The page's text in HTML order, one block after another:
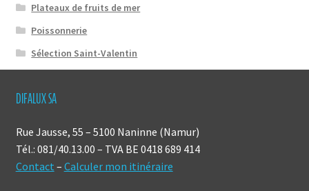
Plateaux de fruits de mer
Poissonnerie
Sélection Saint-Valentin
DIFALUX SA
Rue Jausse, 55 – 5100 Naninne (Namur)
Tél.: 081/40.13.00 – TVA BE 0418 689 414
Contact – Calculer mon itinéraire